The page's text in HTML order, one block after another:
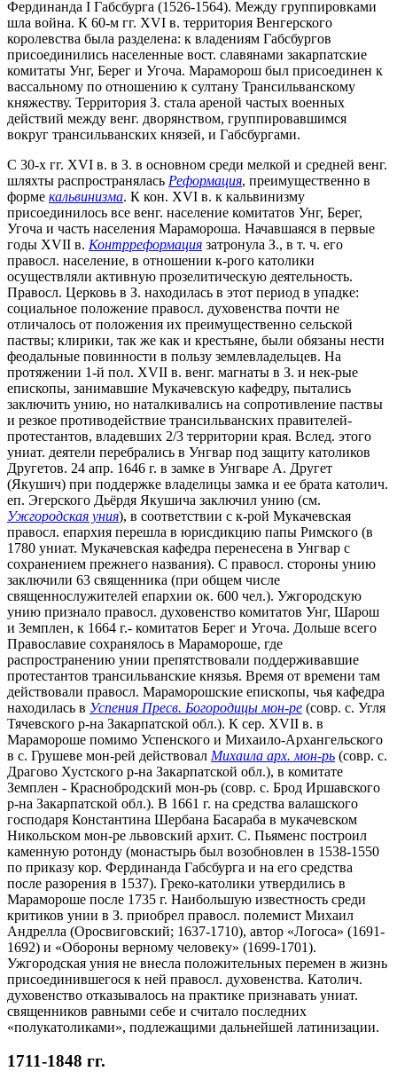
Фердинанда I Габсбурга (1526-1564). Между группировками
шла война. К 60-м гг. XVI в. территория Венгерского
королевства была разделена: к владениям Габсбургов
присоединились населенные вост. славянами закарпатские
комитаты Унг, Берег и Угоча. Мараморош был присоединен к
вассальному по отношению к султану Трансильванскому
княжеству. Территория З. стала ареной частых военных
действий между венг. дворянством, группировавшимся
вокруг трансильванских князей, и Габсбургами.
С 30-х гг. XVI в. в З. в основном среди мелкой и средней венг.
шляхты распространялась Реформация, преимущественно в
форме кальвинизма. К кон. XVI в. к кальвинизму
присоединилось все венг. население комитатов Унг, Берег,
Угоча и часть населения Марамороша. Начавшаяся в первые
годы XVII в. Контрреформация затронула З., в т. ч. его
правосл. население, в отношении к-рого католики
осуществляли активную прозелитическую деятельность.
Правосл. Церковь в З. находилась в этот период в упадке:
социальное положение правосл. духовенства почти не
отличалось от положения их преимущественно сельской
паствы; клирики, так же как и крестьяне, были обязаны нести
феодальные повинности в пользу землевладельцев. На
протяжении 1-й пол. XVII в. венг. магнаты в З. и нек-рые
епископы, занимавшие Мукачевскую кафедру, пытались
заключить унию, но наталкивались на сопротивление паствы
и резкое противодействие трансильванских правителей-
протестантов, владевших 2/3 территории края. Вслед. этого
униат. деятели перебрались в Унгвар под защиту католиков
Другетов. 24 апр. 1646 г. в замке в Унгваре А. Другет
(Якушич) при поддержке владелицы замка и ее брата католич.
еп. Эгерского Дьёрдя Якушича заключил унию (см.
Ужгородская уния), в соответствии с к-рой Мукачевская
правосл. епархия перешла в юрисдикцию папы Римского (в
1780 униат. Мукачевская кафедра перенесена в Унгвар с
сохранением прежнего названия). С правосл. стороны унию
заключили 63 священника (при общем числе
священнослужителей епархии ок. 600 чел.). Ужгородскую
унию признало правосл. духовенство комитатов Унг, Шарош
и Земплен, к 1664 г.- комитатов Берег и Угоча. Дольше всего
Православие сохранялось в Марамороше, где
распространению унии препятствовали поддерживавшие
протестантов трансильванские князья. Время от времени там
действовали правосл. Мараморошские епископы, чья кафедра
находилась в Успения Пресв. Богородицы мон-ре (совр. с. Угля
Тячевского р-на Закарпатской обл.). К сер. XVII в. в
Марамороше помимо Успенского и Михаило-Архангельского
в с. Грушеве мон-рей действовал Михаила арх. мон-рь (совр. с.
Драгово Хустского р-на Закарпатской обл.), в комитате
Земплен - Краснобродский мон-рь (совр. с. Брод Иршавского
р-на Закарпатской обл.). В 1661 г. на средства валашского
господаря Константина Шербана Басараба в мукачевском
Никольском мон-ре львовский архит. С. Пьяменс построил
каменную ротонду (монастырь был возобновлен в 1538-1550
по приказу кор. Фердинанда Габсбурга и на его средства
после разорения в 1537). Греко-католики утвердились в
Марамороше после 1735 г. Наибольшую известность среди
критиков унии в З. приобрел правосл. полемист Михаил
Андрелла (Оросвиговский; 1637-1710), автор «Логоса» (1691-
1692) и «Обороны верному человеку» (1699-1701).
Ужгородская уния не внесла положительных перемен в жизнь
присоединившегося к ней правосл. духовенства. Католич.
духовенство отказывалось на практике признавать униат.
священников равными себе и считало последних
«полукатоликами», подлежащими дальнейшей латинизации.
1711-1848 гг.